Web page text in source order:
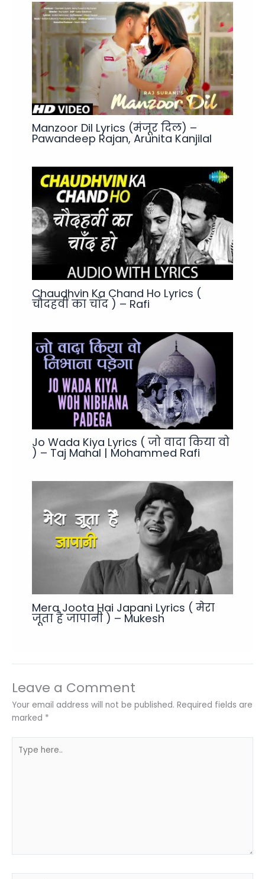
Manzoor Dil Lyrics (मंजूर दिल) –
Pawandeep Rajan, Arunita Kanjilal
Chaudhvin Ka Chand Ho Lyrics (
चौदहवीं का चाँद ) – Rafi
Jo Wada Kiya Lyrics ( जो वादा किया वो
) – Taj Mahal | Mohammed Rafi
Mera Joota Hai Japani Lyrics ( मेरा
जूता है जापानी ) – Mukesh
Leave a Comment
Your email address will not be published. Required fields are
marked *
here..